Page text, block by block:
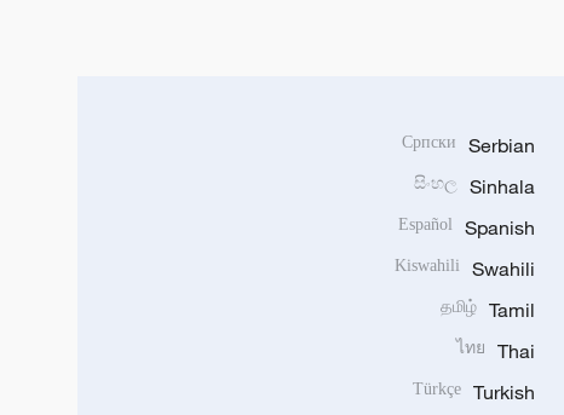
Serbian
Српски
Sinhala
සිංහල
Spanish
Español
Swahili
Kiswahili
Tamil
தமிழ்
Thai
ไทย
Turkish
Türkçe